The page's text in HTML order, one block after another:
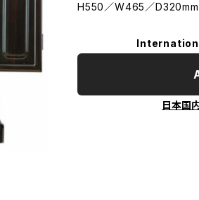
H550／W465／D320mm
日本国